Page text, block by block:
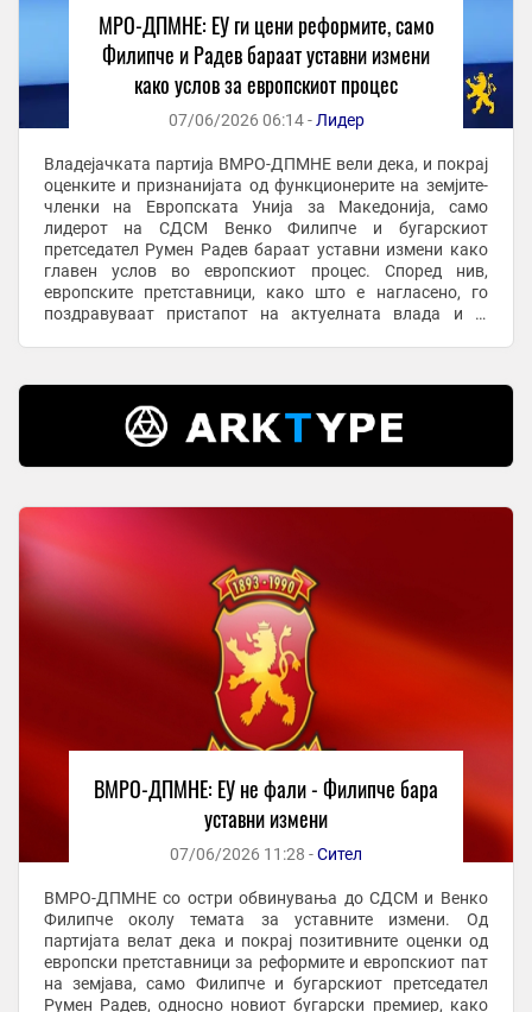
МРО-ДПМНЕ: ЕУ ги цени реформите, само
Филипче и Радев бараат уставни измени
како услов за европскиот процес
07/06/2026 06:14 - Лидер
Владејачката партија ВМРО-ДПМНЕ вели дека, и покрај
оценките и признанијата од функционерите на земјите-
членки на Европската Унија за Македонија, само
лидерот на СДСМ Венко Филипче и бугарскиот
претседател Румен Радев бараат уставни измени како
главен услов во европскиот процес. Според нив,
европските претставници, како што е нагласено, го
поздравуваат пристапот на актуелната влада и ја
ВМРО-ДПМНЕ: ЕУ не фали - Филипче бара
уставни измени
07/06/2026 11:28 -Сител
ВМРО-ДПМНЕ со остри обвинувања до СДСМ и Венко
Филипче околу темата за уставните измени. Од
партијата велат дека и покрај позитивните оценки од
европски претставници за реформите и европскиот пат
на земјава, само Филипче и бугарскиот претседател
Румен Радев, односно новиот бугарски премиер, како